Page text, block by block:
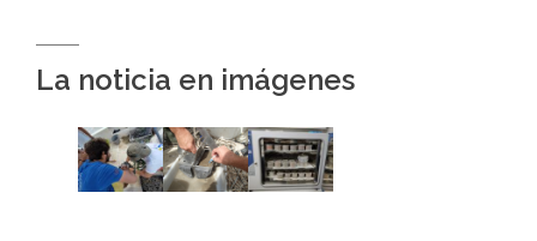
La noticia en imágenes